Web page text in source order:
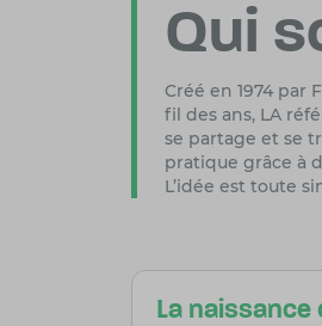
Qui
Créé en 1974 par
fil des ans, LA
se partage et se
pratique grâce à
L’idée est toute
La naissance